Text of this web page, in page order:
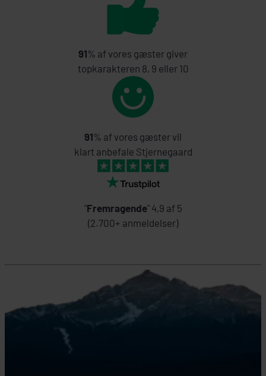
91% af vores gæster giver
topkarakteren 8, 9 eller 10
91% af vores gæster vil
klart anbefale Stjernegaard
"Fremragende" 4,9 af 5
(2.700+ anmeldelser)